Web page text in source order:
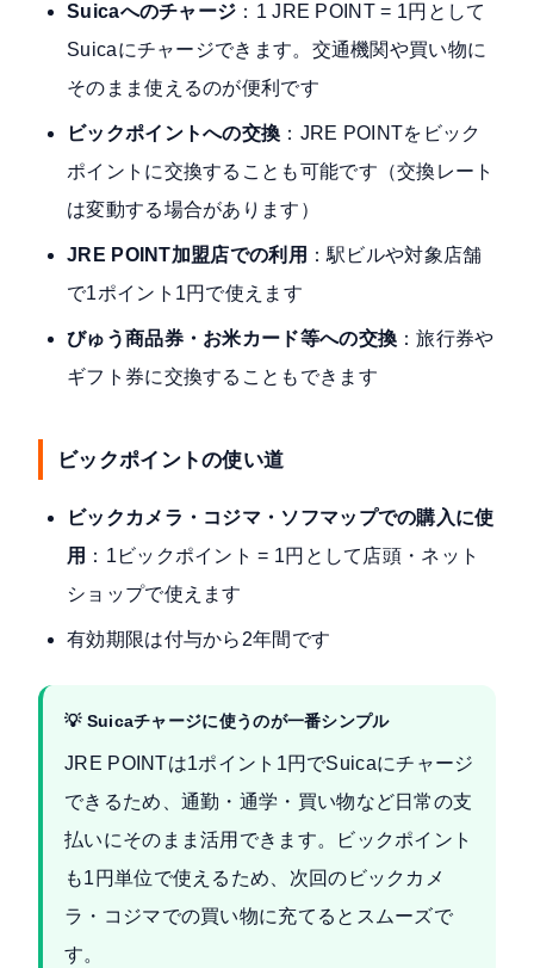
Suicaへのチャージ ：1 JRE POINT = 1円として
Suicaにチャージできます。交通機関や買い物に
そのまま使えるのが便利です
ビックポイントへの交換 ：JRE POINTをビック
ポイントに交換することも可能です（交換レート
は変動する場合があります）
JRE POINT加盟店での利用 ：駅ビルや対象店舗
で1ポイント1円で使えます
びゅう商品券・お米カード等への交換 ：旅行券や
ギフト券に交換することもできます
ビックポイントの使い道
ビックカメラ・コジマ・ソフマップでの購入に使
用 ：1ビックポイント = 1円として店頭・ネット
ショップで使えます
有効期限は付与から2年間です
💡 Suicaチャージに使うのが一番シンプル
JRE POINTは1ポイント1円でSuicaにチャージ
できるため、通勤・通学・買い物など日常の支
払いにそのまま活用できます。ビックポイント
も1円単位で使えるため、次回のビックカメ
ラ・コジマでの買い物に充てるとスムーズで
す。